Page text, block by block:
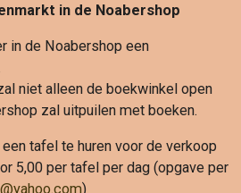
in de Noabershop
in de Noabershop een
niet alleen de boekwinkel open
zal uitpuilen met boeken.
tafel te huren voor de verkoop
5,00 per tafel per dag (opgave per
)